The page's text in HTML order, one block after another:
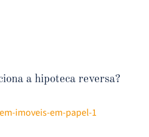
a hipoteca reversa?